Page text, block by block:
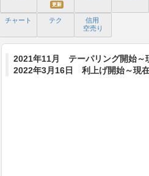
更新
チャート テク
信用
空売り
2021年11月 テーパリング開始～
2022年3月16日 利上げ開始～現在